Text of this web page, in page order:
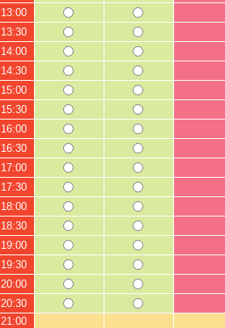
13:00
13:30
14:00
14:30
15:00
15:30
16:00
16:30
17:00
17:30
18:00
18:30
19:00
19:30
20:00
20:30
21:00